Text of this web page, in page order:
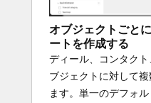
オブジェクトごと
ートを作成する
ディール、コンタク
ブジェクトに対して
ます。単一のデフォ